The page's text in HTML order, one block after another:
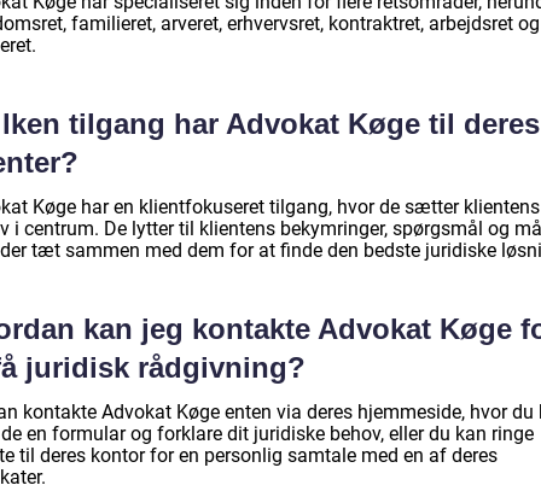
familieret, arveret, erhvervsret, kontraktret, arbejdsret og
tilgang har Advokat Køge til deres
Køge har en klientfokuseret tilgang, hvor de sætter klientens
i centrum. De lytter til klientens bekymringer, spørgsmål og
tæt sammen med dem for at finde den bedste juridiske
kan jeg kontakte Advokat Køge
juridisk rådgivning?
kontakte Advokat Køge enten via deres hjemmeside, hvor du
en formular og forklare dit juridiske behov, eller du kan ringe
til deres kontor for en personlig samtale med en af deres